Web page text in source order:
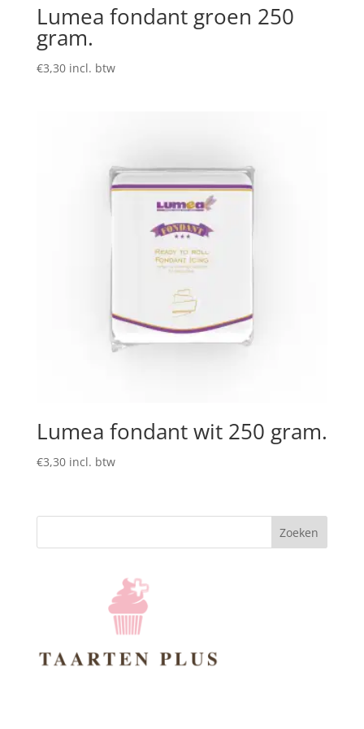
Lumea fondant groen 250
gram.
€3,30 incl. btw
Lumea fondant wit 250 gram.
€3,30 incl. btw
Zoeken